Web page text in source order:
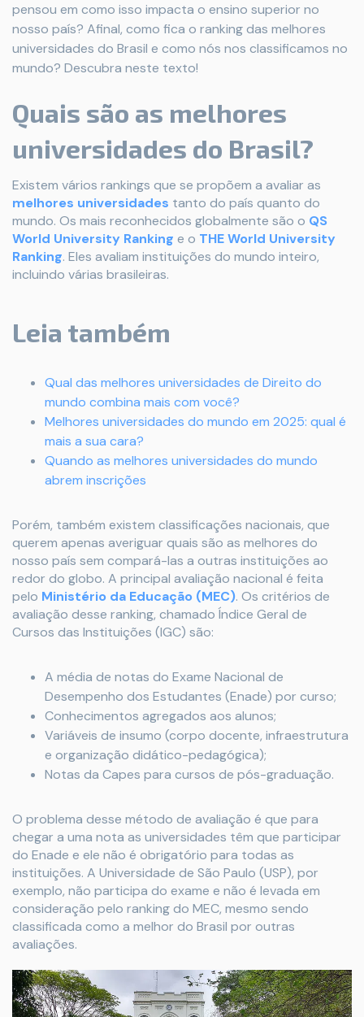
pensou em como isso impacta o ensino superior no
nosso país? Afinal, como fica o ranking das melhores
universidades do Brasil e como nós nos classificamos no
mundo? Descubra neste texto!
Quais são as melhores
universidades do Brasil?
Existem vários rankings que se propõem a avaliar as
melhores universidades tanto do país quanto do
mundo. Os mais reconhecidos globalmente são o QS
World University Ranking e o THE World University
Ranking. Eles avaliam instituições do mundo inteiro,
incluindo várias brasileiras.
Leia também
Qual das melhores universidades de Direito do
mundo combina mais com você?
Melhores universidades do mundo em 2025: qual é
mais a sua cara?
Quando as melhores universidades do mundo
abrem inscrições
Porém, também existem classificações nacionais, que
querem apenas averiguar quais são as melhores do
nosso país sem compará-las a outras instituições ao
redor do globo. A principal avaliação nacional é feita
pelo Ministério da Educação (MEC). Os critérios de
avaliação desse ranking, chamado Índice Geral de
Cursos das Instituições (IGC) são:
A média de notas do Exame Nacional de
Desempenho dos Estudantes (Enade) por curso;
Conhecimentos agregados aos alunos;
Variáveis de insumo (corpo docente, infraestrutura
e organização didático-pedagógica);
Notas da Capes para cursos de pós-graduação.
O problema desse método de avaliação é que para
chegar a uma nota as universidades têm que participar
do Enade e ele não é obrigatório para todas as
instituições. A Universidade de São Paulo (USP), por
exemplo, não participa do exame e não é levada em
consideração pelo ranking do MEC, mesmo sendo
classificada como a melhor do Brasil por outras
avaliações.